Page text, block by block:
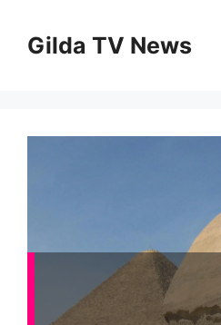
contenuto
Gilda TV News